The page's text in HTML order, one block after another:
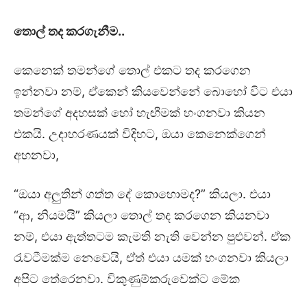
තොල් තද කරගැනීම..
කෙනෙක් තමන්ගේ තොල් එකට තද කරගෙන
ඉන්නවා නම්, ඒකෙන් කියවෙන්නේ බොහෝ විට එයා
තමන්ගේ අදහසක් හෝ හැඟීමක් හංගනවා කියන
එකයි. උදාහරණයක් විදිහට, ඔයා කෙනෙක්ගෙන්
අහනවා,
“ඔයා අලුතින් ගත්ත දේ කොහොමද?” කියලා. එයා
“ආ, නියමයි” කියලා තොල් තද කරගෙන කියනවා
නම්, එයා ඇත්තටම කැමති නැති වෙන්න පුළුවන්. ඒක
රැවටීමක්ම නෙවෙයි, ඒත් එයා යමක් හංගනවා කියලා
අපිට තේරෙනවා. විකුණුම්කරුවෙක්ට මේක